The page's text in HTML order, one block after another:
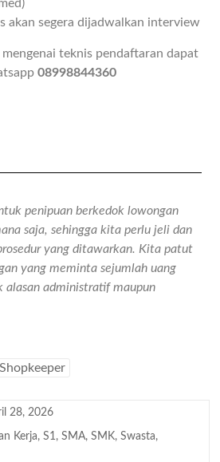
akan segera dijadwalkan interview
teknis pendaftaran dapat
08998844360
penipuan berkedok lowongan
saja, sehingga kita perlu jeli dan
yang ditawarkan. Kita patut
yang meminta sejumlah uang
alasan administratif maupun
Shopkeeper
28, 2026
Kerja,S1,SMA,SMK,Swasta,